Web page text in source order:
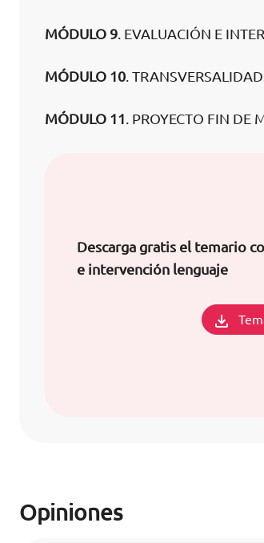
MÓDULO 9. EVALUACIÓN E
MÓDULO 10.
MÓDULO 11. PROYECTO FIN DE
Descarga gratis el temario
e intervención lenguaje
Opiniones